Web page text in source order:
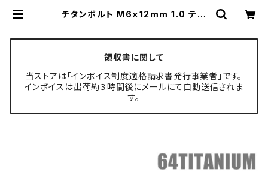
チタンボルト M6×12mm 1.0 テー
TECH-MASTER ボルト専門店
領収書に関して
当ストアは「インボイス制度適格請求書発行事業者」です。
インボイスは出荷約３時間後にメールにて自動送信されま
す。